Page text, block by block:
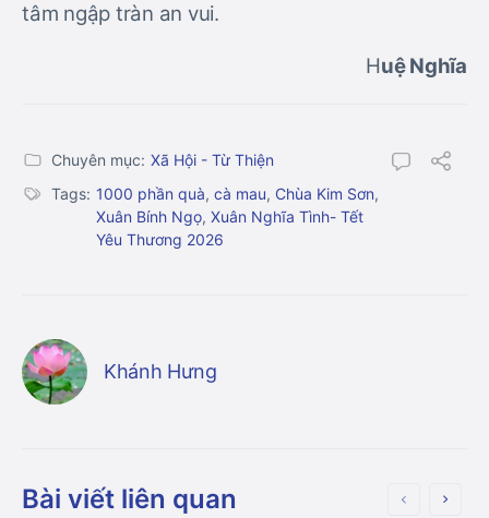
tâm ngập tràn an vui.
Huệ Nghĩa
Chuyên mục: Xã Hội - Từ Thiện
Tags: 1000 phần quà, cà mau, Chùa Kim Sơn,
Xuân Bính Ngọ, Xuân Nghĩa Tình- Tết
Yêu Thương 2026
Khánh Hưng
Bài viết liên quan